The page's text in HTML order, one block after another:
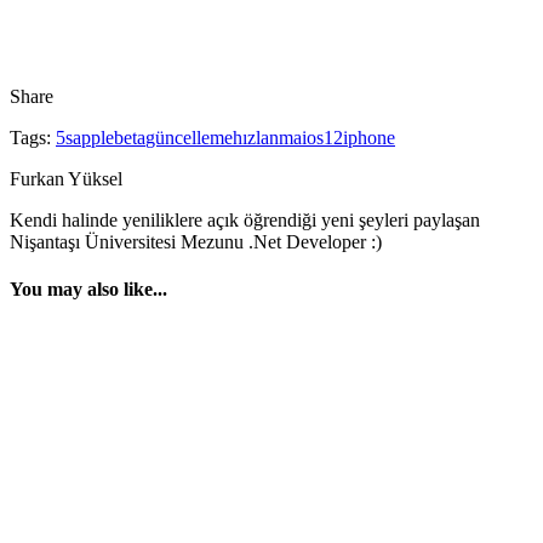
Share
Tags: 5sapplebetagüncellemehızlanmaios12iphone
Furkan Yüksel
Kendi halinde yeniliklere açık öğrendiği yeni şeyleri paylaşan
Nişantaşı Üniversitesi Mezunu .Net Developer :)
You may also like...